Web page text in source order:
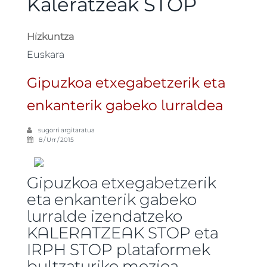
Kaleratzeak STOP
Hizkuntza
Euskara
Gipuzkoa etxegabetzerik eta
enkanterik gabeko lurraldea
sugorri argitaratua
8 / Urr / 2015
Gipuzkoa etxegabetzerik
eta enkanterik gabeko
lurralde izendatzeko
KALERATZEAK STOP eta
IRPH STOP plataformek